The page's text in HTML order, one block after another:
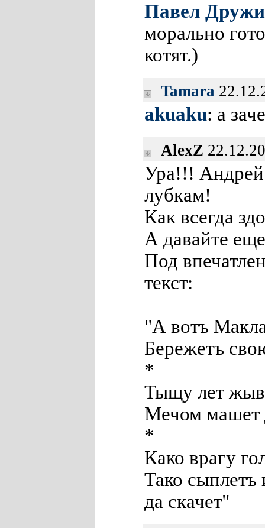
Павел
морально
котят.)
Tamara
akuaku: а
AlexZ
Ура!!! Андрей
лубкам!
Как всегда
А давайте
Под
текст:
"А вотъ
Бережетъ
*
Тыщу лет
Мечом машет
*
Како врагу
Тако сыплетъ
да скачет"